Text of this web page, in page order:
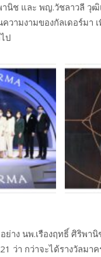
านิช และ พญ.วัชลาวลี วุ
วามงามของกัลเดอร์มา
ป
าง นพ.เรืองฤทธิ์ ศิริพา
ว่า กว่าจะได้รางวัลมา